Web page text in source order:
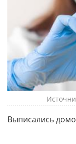
Выписались